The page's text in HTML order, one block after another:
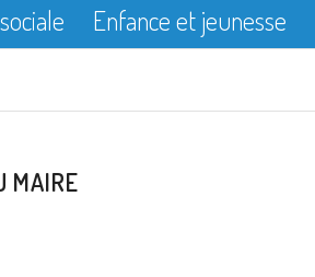
Enfance et jeunesse
MAIRE